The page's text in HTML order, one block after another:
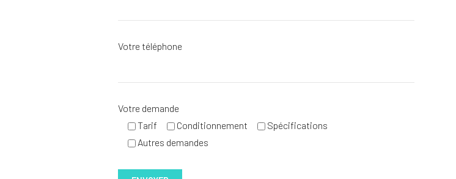
Votre téléphone
Votre demande
Tarif
Conditionnement
Spécifications
Autres demandes